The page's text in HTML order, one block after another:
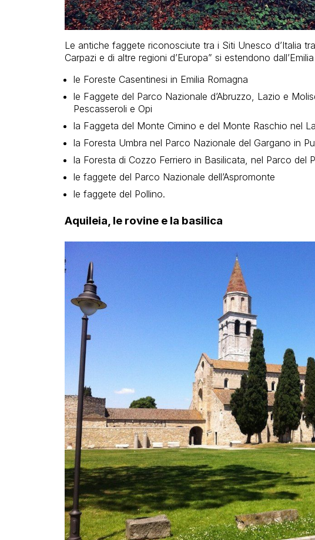
Le antiche faggete riconosciute tra i Siti Unesco d’Italia
Carpazi e di altre regioni d’Europa” si estendono
le Foreste Casentinesi in Emilia Romagna
le Faggete del Parco Nazionale d’Abruzzo, Lazio e
Pescasseroli e Opi
la Faggeta del Monte Cimino e del Monte Raschio nel
la Foresta Umbra nel Parco Nazionale del Gargano in
la Foresta di Cozzo Ferriero in Basilicata, nel Parco del
le faggete del Parco Nazionale dell’Aspromonte
le faggete del Pollino.
Aquileia, le rovine e la basilica